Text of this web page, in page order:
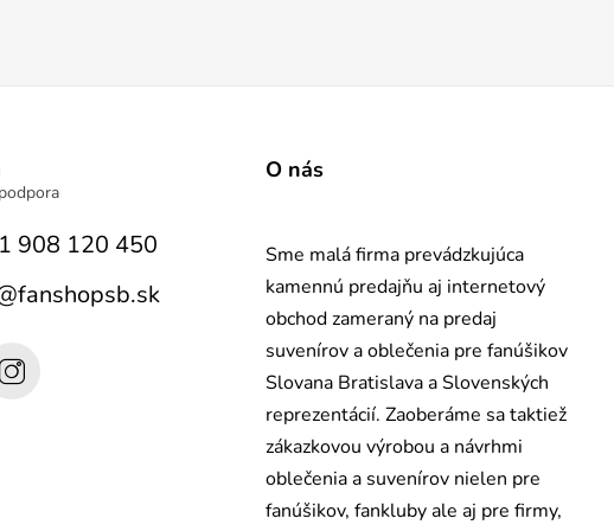
908 120 450
fanshopsb.sk
O nás
Sme malá firma prevádzkujúca
kamennú predajňu aj internetový
obchod zameraný na predaj
suvenírov a oblečenia pre fanúšikov
Slovana Bratislava a Slovenských
reprezentácií. Zaoberáme sa taktiež
zákazkovou výrobou a návrhmi
oblečenia a suvenírov nielen pre
fanúšikov, fankluby ale aj pre firmy,